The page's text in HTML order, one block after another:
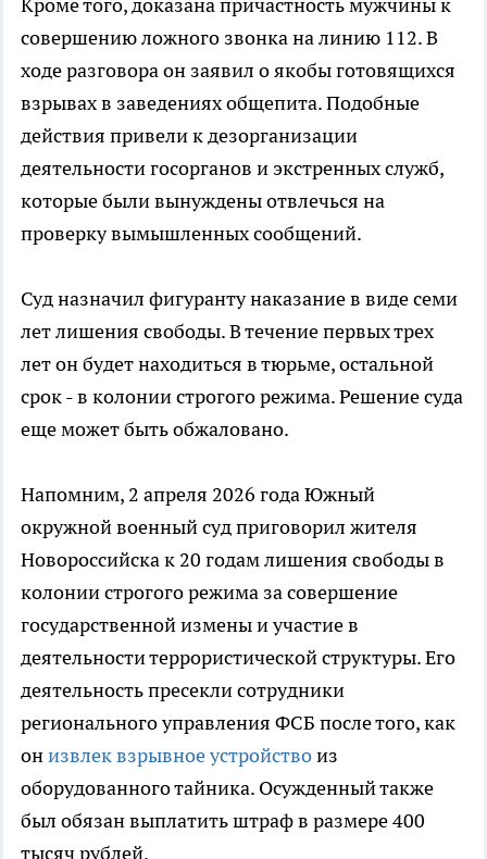
Кроме того, доказана причастность мужчины к
совершению ложного звонка на линию 112. В
ходе разговора он заявил о якобы готовящихся
взрывах в заведениях общепита. Подобные
действия привели к дезорганизации
деятельности госорганов и экстренных служб,
которые были вынуждены отвлечься на
проверку вымышленных сообщений.
Суд назначил фигуранту наказание в виде семи
лет лишения свободы. В течение первых трех
лет он будет находиться в тюрьме, остальной
срок - в колонии строгого режима. Решение суда
еще может быть обжаловано.
Напомним, 2 апреля 2026 года Южный
окружной военный суд приговорил жителя
Новороссийска к 20 годам лишения свободы в
колонии строгого режима за совершение
государственной измены и участие в
деятельности террористической структуры. Его
деятельность пресекли сотрудники
регионального управления ФСБ после того, как
онизвлек взрывное устройствоиз
оборудованного тайника. Осужденный также
был обязан выплатить штраф в размере 400
тысяч рублей.